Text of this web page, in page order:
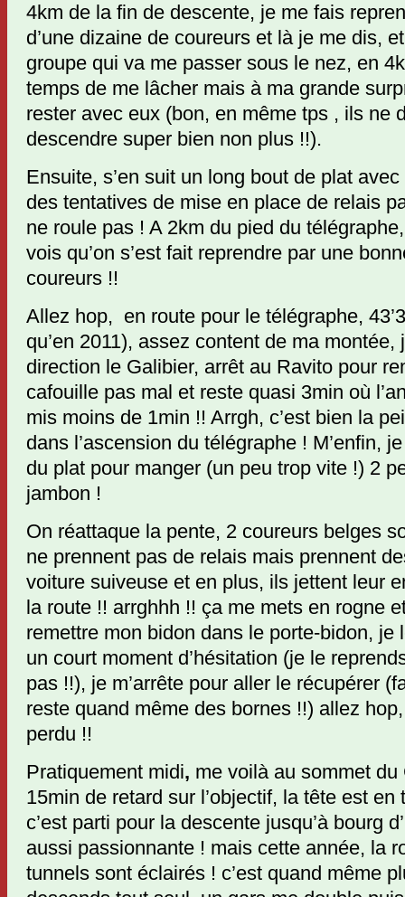
4km de la fin de descente, je me fais
d’une dizaine de coureurs et là je me dis,
groupe qui va me passer sous le nez, en
temps de me lâcher mais à ma grande
rester avec eux (bon, en même tps , ils ne
descendre super bien non plus !!).
Ensuite, s’en suit un long bout de plat
des tentatives de mise en place de relais
ne roule pas ! A 2km du pied du
vois qu’on s’est fait reprendre par une
coureurs !!
Allez hop, en route pour le télégraphe,
qu’en 2011), assez content de ma
direction le Galibier, arrêt au Ravito pour
cafouille pas mal et reste quasi 3min où
mis moins de 1min !! Arrgh, c’est bien la
dans l’ascension du télégraphe ! M’enfin,
du plat pour manger (un peu trop vite !) 2
jambon !
On réattaque la pente, 2 coureurs belges
ne prennent pas de relais mais prennent
voiture suiveuse et en plus, ils jettent leur
la route !! arrghhh !! ça me mets en rogne
remettre mon bidon dans le porte-bidon, je
un court moment d’hésitation (je le
pas !!), je m’arrête pour aller le récupérer
reste quand même des bornes !!) allez
perdu !!
Pratiquement midi, me voilà au sommet
15min de retard sur l’objectif, la tête est
c’est parti pour la descente jusqu’à bourg
aussi passionnante ! mais cette année, la
tunnels sont éclairés ! c’est quand même